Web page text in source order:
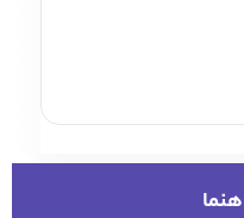
گرما و استایل
والدین هنگام خرید
دوام و طراحی
طول روز حس راحتی